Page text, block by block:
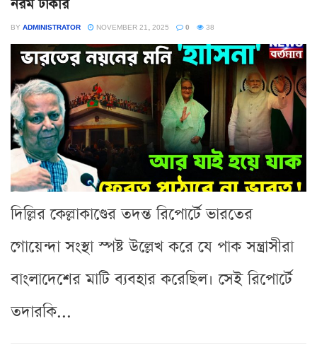
নরম ঢাকার
BY ADMINISTRATOR NOVEMBER 21, 2025 0 38
দিল্লির কেল্লাকাণ্ডের তদন্ত রিপোর্টে ভারতের
গোয়েন্দা সংস্থা স্পষ্ট উল্লেখ করে যে পাক সন্ত্রাসীরা
বাংলাদেশের মাটি ব্যবহার করেছিল। সেই রিপোর্টে
তদারকি...